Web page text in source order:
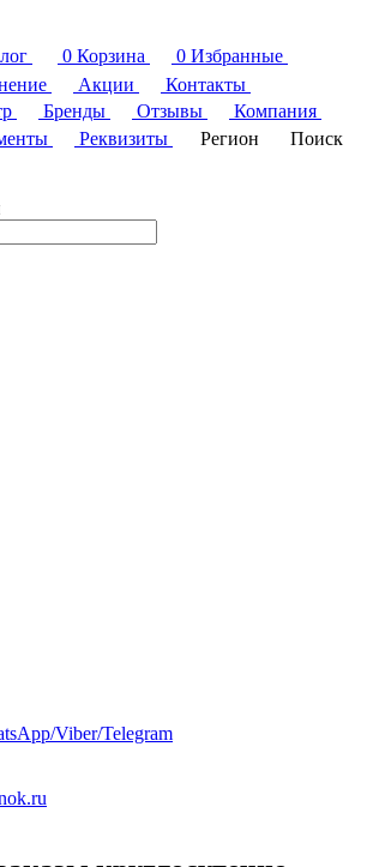
0 Корзина 0 Избранные
Акции
Контакты
Бренды Отзывы
Компания
Реквизиты Регион
Поиск
Viber/Telegram